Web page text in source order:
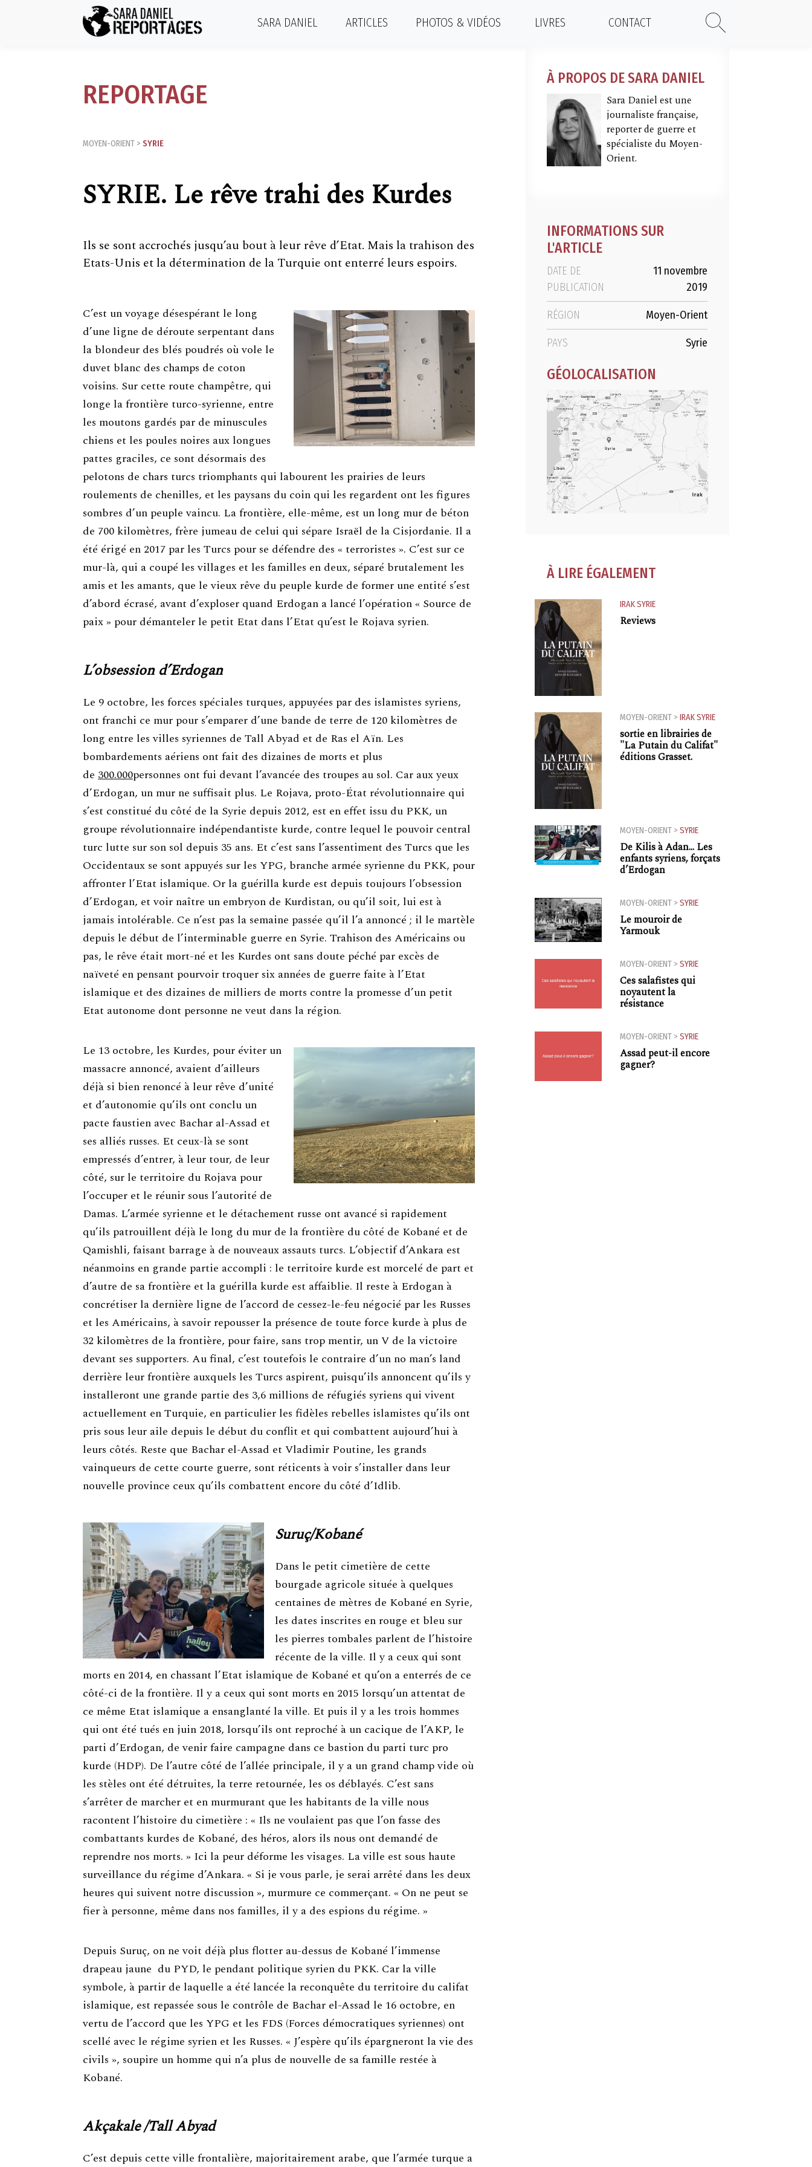
SARA DANIEL ARTICLES PHOTOS & VIDÉOS LIVRES CONTACT
REPORTAGE
MOYEN-ORIENT > SYRIE
SYRIE. Le rêve trahi des Kurdes
Ils se sont accrochés jusqu’au bout à leur rêve d’Etat. Mais la trahison des
Etats-Unis et la détermination de la Turquie ont enterré leurs espoirs.
C’est un voyage désespérant le long
d’une ligne de déroute serpentant dans
la blondeur des blés poudrés où vole le
duvet blanc des champs de coton
voisins. Sur cette route champêtre, qui
longe la frontière turco-syrienne, entre
les moutons gardés par de minuscules
chiens et les poules noires aux longues
pattes graciles, ce sont désormais des
pelotons de chars turcs triomphants qui labourent les prairies de leurs
roulements de chenilles, et les paysans du coin qui les regardent ont les figures
sombres d’un peuple vaincu. La frontière, elle-même, est un long mur de béton
de 700 kilomètres, frère jumeau de celui qui sépare Israël de la Cisjordanie. Il a
été érigé en 2017 par les Turcs pour se défendre des « terroristes ». C’est sur ce
mur-là, qui a coupé les villages et les familles en deux, séparé brutalement les
amis et les amants, que le vieux rêve du peuple kurde de former une entité s’est
d’abord écrasé, avant d’exploser quand Erdogan a lancé l’opération « Source de
paix » pour démanteler le petit Etat dans l’Etat qu’est le Rojava syrien.
L’obsession d’Erdogan
Le 9 octobre, les forces spéciales turques, appuyées par des islamistes syriens,
ont franchi ce mur pour s’emparer d’une bande de terre de 120 kilomètres de
long entre les villes syriennes de Tall Abyad et de Ras el Aïn. Les
bombardements aériens ont fait des dizaines de morts et plus
de 300.000personnes ont fui devant l’avancée des troupes au sol. Car aux yeux
d’Erdogan, un mur ne suffisait plus. Le Rojava, proto-État révolutionnaire qui
s’est constitué du côté de la Syrie depuis 2012, est en effet issu du PKK, un
groupe révolutionnaire indépendantiste kurde, contre lequel le pouvoir central
turc lutte sur son sol depuis 35 ans. Et c’est sans l’assentiment des Turcs que les
Occidentaux se sont appuyés sur les YPG, branche armée syrienne du PKK, pour
affronter l’Etat islamique. Or la guérilla kurde est depuis toujours l’obsession
d’Erdogan, et voir naître un embryon de Kurdistan, ou qu’il soit, lui est à
jamais intolérable. Ce n’est pas la semaine passée qu’il l’a annoncé ; il le martèle
depuis le début de l’interminable guerre en Syrie. Trahison des Américains ou
pas, le rêve était mort-né et les Kurdes ont sans doute péché par excès de
naïveté en pensant pourvoir troquer six années de guerre faite à l’Etat
islamique et des dizaines de milliers de morts contre la promesse d’un petit
Etat autonome dont personne ne veut dans la région.
Le 13 octobre, les Kurdes, pour éviter un
massacre annoncé, avaient d’ailleurs
déjà si bien renoncé à leur rêve d’unité
et d’autonomie qu’ils ont conclu un
pacte faustien avec Bachar al-Assad et
ses alliés russes. Et ceux-là se sont
empressés d’entrer, à leur tour, de leur
côté, sur le territoire du Rojava pour
l’occuper et le réunir sous l’autorité de
Damas. L’armée syrienne et le détachement russe ont avancé si rapidement
qu’ils patrouillent déjà le long du mur de la frontière du côté de Kobané et de
Qamishli, faisant barrage à de nouveaux assauts turcs. L’objectif d’Ankara est
néanmoins en grande partie accompli : le territoire kurde est morcelé de part et
d’autre de sa frontière et la guérilla kurde est affaiblie. Il reste à Erdogan à
concrétiser la dernière ligne de l’accord de cessez-le-feu négocié par les Russes
et les Américains, à savoir repousser la présence de toute force kurde à plus de
32 kilomètres de la frontière, pour faire, sans trop mentir, un V de la victoire
devant ses supporters. Au final, c’est toutefois le contraire d’un no man’s land
derrière leur frontière auxquels les Turcs aspirent, puisqu’ils annoncent qu’ils y
installeront une grande partie des 3,6 millions de réfugiés syriens qui vivent
actuellement en Turquie, en particulier les fidèles rebelles islamistes qu’ils ont
pris sous leur aile depuis le début du conflit et qui combattent aujourd’hui à
leurs côtés. Reste que Bachar el-Assad et Vladimir Poutine, les grands
vainqueurs de cette courte guerre, sont réticents à voir s’installer dans leur
nouvelle province ceux qu’ils combattent encore du côté d’Idlib.
Suruç/Kobané
Dans le petit cimetière de cette
bourgade agricole située à quelques
centaines de mètres de Kobané en Syrie,
les dates inscrites en rouge et bleu sur
les pierres tombales parlent de l’histoire
récente de la ville. Il y a ceux qui sont
morts en 2014, en chassant l’Etat islamique de Kobané et qu’on a enterrés de ce
côté-ci de la frontière. Il y a ceux qui sont morts en 2015 lorsqu’un attentat de
ce même Etat islamique a ensanglanté la ville. Et puis il y a les trois hommes
qui ont été tués en juin 2018, lorsqu’ils ont reproché à un cacique de l’AKP, le
parti d’Erdogan, de venir faire campagne dans ce bastion du parti turc pro
kurde (HDP). De l’autre côté de l’allée principale, il y a un grand champ vide où
les stèles ont été détruites, la terre retournée, les os déblayés. C’est sans
s’arrêter de marcher et en murmurant que les habitants de la ville nous
racontent l’histoire du cimetière : « Ils ne voulaient pas que l’on fasse des
combattants kurdes de Kobané, des héros, alors ils nous ont demandé de
reprendre nos morts. » Ici la peur déforme les visages. La ville est sous haute
surveillance du régime d’Ankara. « Si je vous parle, je serai arrêté dans les deux
heures qui suivent notre discussion », murmure ce commerçant. « On ne peut se
fier à personne, même dans nos familles, il y a des espions du régime. »
Depuis Suruç, on ne voit déjà plus flotter au-dessus de Kobané l’immense
drapeau jaune du PYD, le pendant politique syrien du PKK. Car la ville
symbole, à partir de laquelle a été lancée la reconquête du territoire du califat
islamique, est repassée sous le contrôle de Bachar el-Assad le 16 octobre, en
vertu de l’accord que les YPG et les FDS (Forces démocratiques syriennes) ont
scellé avec le régime syrien et les Russes. « J’espère qu’ils épargneront la vie des
civils », soupire un homme qui n’a plus de nouvelle de sa famille restée à
Kobané.
Akçakale /Tall Abyad
C’est depuis cette ville frontalière, majoritairement arabe, que l’armée turque a
À PROPOS DE SARA DANIEL
Sara Daniel est une
journaliste française,
reporter de guerre et
spécialiste du Moyen-
Orient.
INFORMATIONS SUR
L'ARTICLE
DATE DE
PUBLICATION
11 novembre
2019
RÉGION Moyen-Orient
PAYS Syrie
GÉOLOCALISATION
À LIRE ÉGALEMENT
IRAK SYRIE
Reviews
MOYEN-ORIENT> IRAK SYRIE
sortie en librairies de
"La Putain du Califat"
éditions Grasset.
MOYEN-ORIENT> SYRIE
De Kilis à Adan... Les
enfants syriens, forçats
d’Erdogan
MOYEN-ORIENT> SYRIE
Le mouroir de
Yarmouk
MOYEN-ORIENT> SYRIE
Ces salafistes qui
noyautent la
résistance
MOYEN-ORIENT> SYRIE
Assad peut-il encore
gagner?